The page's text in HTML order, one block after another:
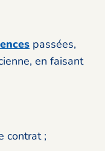
passées,
en faisant
contrat ;